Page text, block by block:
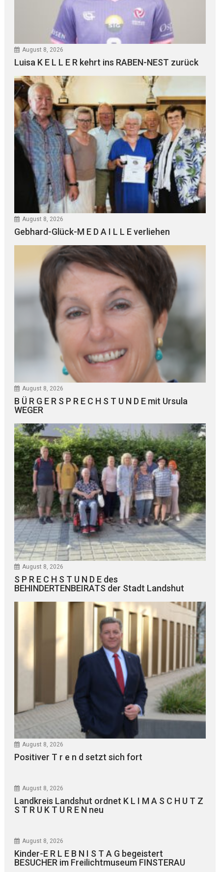
August 8, 2026
Luisa K E L L E R kehrt ins RABEN-NEST zurück
August 8, 2026
Gebhard-Glück-M E D A I L L E verliehen
August 8, 2026
B Ü R G E R S P R E C H S T U N D E mit Ursula
WEGER
August 8, 2026
S P R E C H S T U N D E des
BEHINDERTENBEIRATS der Stadt Landshut
August 8, 2026
Positiver T r e n d setzt sich fort
August 8, 2026
Landkreis Landshut ordnet K L I M A S C H U T Z
S T R U K T U R E N neu
August 8, 2026
Kinder-E R L E B N I S T A G begeistert
BESUCHER im Freilichtmuseum FINSTERAU